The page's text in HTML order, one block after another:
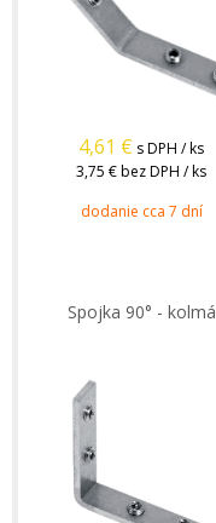
4,61 € s DPH / ks
3,75 €bez DPH / ks
dodanie cca 7 dní
Spojka 90° - kolmá